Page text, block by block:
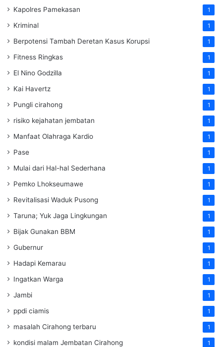
Kapolres Pamekasan 1
Kriminal 1
Berpotensi Tambah Deretan Kasus Korupsi 1
Fitness Ringkas 1
El Nino Godzilla 1
Kai Havertz 1
Pungli cirahong 1
risiko kejahatan jembatan 1
Manfaat Olahraga Kardio 1
Pase 1
Mulai dari Hal-hal Sederhana 1
Pemko Lhokseumawe 1
Revitalisasi Waduk Pusong 1
Taruna; Yuk Jaga Lingkungan 1
Bijak Gunakan BBM 1
Gubernur 1
Hadapi Kemarau 1
Ingatkan Warga 1
Jambi 1
ppdi ciamis 1
masalah Cirahong terbaru 1
kondisi malam Jembatan Cirahong 1